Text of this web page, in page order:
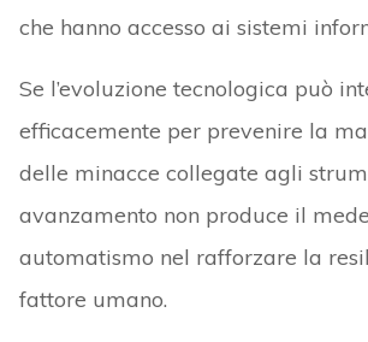
che hanno accesso ai sistemi
Se l’evoluzione tecnologica può
efficacemente per prevenire la
delle minacce collegate agli
avanzamento non produce il
automatismo nel rafforzare la
fattore umano.